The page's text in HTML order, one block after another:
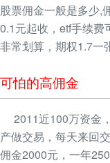
股票佣金一般是多少,
0.1元起收，etf手续费
非常划算，期权1.7一
可怕的高佣金
2011近100万资金
产做交易，每天来回
佣金2000元，一年